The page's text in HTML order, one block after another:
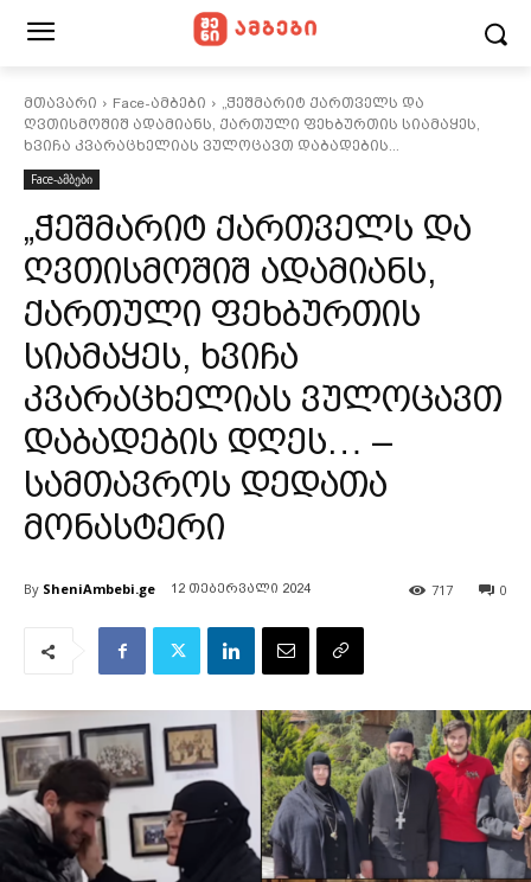
მთავარი Face-ამბები
„ჭეშმარიტ ქართველს და
ღვთისმოშიშ ადამიანს, ქართული ფეხბურთის სიამაყეს,
ხვიჩა კვარაცხელიას ვულოცავთ დაბადების...
Face-ამბები
„ჭეშმარიტ ქართველს და
ღვთისმოშიშ ადამიანს,
ქართული ფეხბურთის
სიამაყეს, ხვიჩა
კვარაცხელიას ვულოცავთ
დაბადების დღეს… –
სამთავროს დედათა
მონასტერი
By SheniAmbebi.ge 12 თებერვალი 2024 0
717